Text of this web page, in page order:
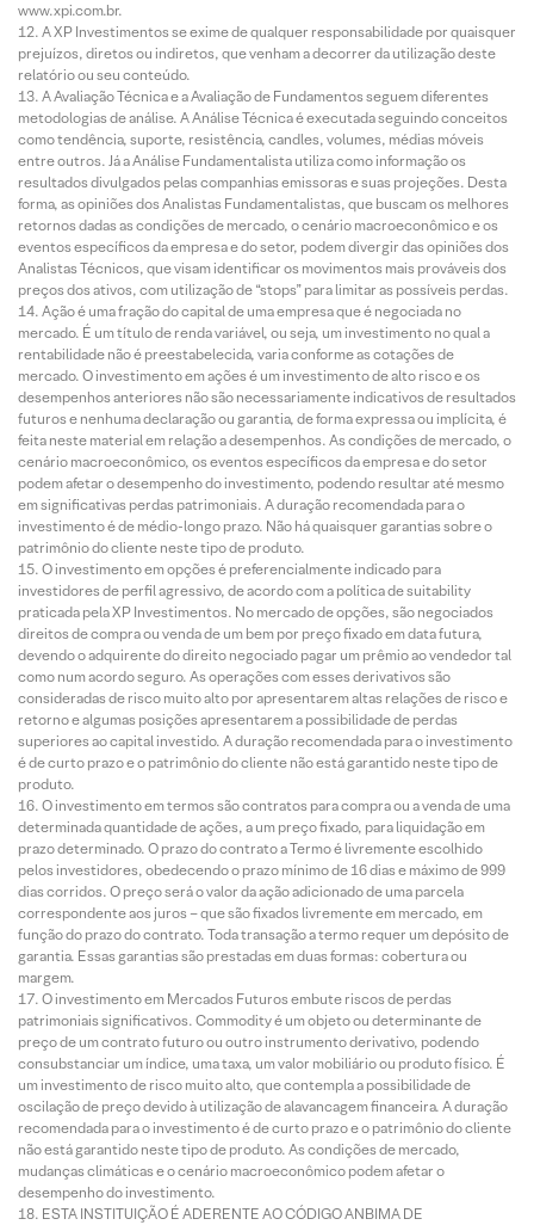
www.xpi.com.br.
A XP Investimentos se exime de qualquer responsabilidade por quaisquer
prejuízos, diretos ou indiretos, que venham a decorrer da utilização deste
relatório ou seu conteúdo.
A Avaliação Técnica e a Avaliação de Fundamentos seguem diferentes
metodologias de análise. A Análise Técnica é executada seguindo conceitos
como tendência, suporte, resistência, candles, volumes, médias móveis
entre outros. Já a Análise Fundamentalista utiliza como informação os
resultados divulgados pelas companhias emissoras e suas projeções. Desta
forma, as opiniões dos Analistas Fundamentalistas, que buscam os melhores
retornos dadas as condições de mercado, o cenário macroeconômico e os
eventos específicos da empresa e do setor, podem divergir das opiniões dos
Analistas Técnicos, que visam identificar os movimentos mais prováveis dos
preços dos ativos, com utilização de “stops” para limitar as possíveis perdas.
Ação é uma fração do capital de uma empresa que é negociada no
mercado. É um título de renda variável, ou seja, um investimento no qual a
rentabilidade não é preestabelecida, varia conforme as cotações de
mercado. O investimento em ações é um investimento de alto risco e os
desempenhos anteriores não são necessariamente indicativos de resultados
futuros e nenhuma declaração ou garantia, de forma expressa ou implícita, é
feita neste material em relação a desempenhos. As condições de mercado, o
cenário macroeconômico, os eventos específicos da empresa e do setor
podem afetar o desempenho do investimento, podendo resultar até mesmo
em significativas perdas patrimoniais. A duração recomendada para o
investimento é de médio-longo prazo. Não há quaisquer garantias sobre o
patrimônio do cliente neste tipo de produto.
O investimento em opções é preferencialmente indicado para
investidores de perfil agressivo, de acordo com a política de suitability
praticada pela XP Investimentos. No mercado de opções, são negociados
direitos de compra ou venda de um bem por preço fixado em data futura,
devendo o adquirente do direito negociado pagar um prêmio ao vendedor tal
como num acordo seguro. As operações com esses derivativos são
consideradas de risco muito alto por apresentarem altas relações de risco e
retorno e algumas posições apresentarem a possibilidade de perdas
superiores ao capital investido. A duração recomendada para o investimento
é de curto prazo e o patrimônio do cliente não está garantido neste tipo de
produto.
O investimento em termos são contratos para compra ou a venda de uma
determinada quantidade de ações, a um preço fixado, para liquidação em
prazo determinado. O prazo do contrato a Termo é livremente escolhido
pelos investidores, obedecendo o prazo mínimo de 16 dias e máximo de 999
dias corridos. O preço será o valor da ação adicionado de uma parcela
correspondente aos juros – que são fixados livremente em mercado, em
função do prazo do contrato. Toda transação a termo requer um depósito de
garantia. Essas garantias são prestadas em duas formas: cobertura ou
margem.
O investimento em Mercados Futuros embute riscos de perdas
patrimoniais significativos. Commodity é um objeto ou determinante de
preço de um contrato futuro ou outro instrumento derivativo, podendo
consubstanciar um índice, uma taxa, um valor mobiliário ou produto físico. É
um investimento de risco muito alto, que contempla a possibilidade de
oscilação de preço devido à utilização de alavancagem financeira. A duração
recomendada para o investimento é de curto prazo e o patrimônio do cliente
não está garantido neste tipo de produto. As condições de mercado,
mudanças climáticas e o cenário macroeconômico podem afetar o
desempenho do investimento.
ESTA INSTITUIÇÃO É ADERENTE AO CÓDIGO ANBIMA DE